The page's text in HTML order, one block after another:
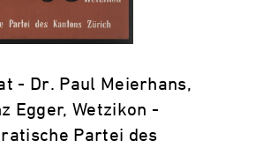
- Dr. Paul Meierhans,
Egger, Wetzikon -
Partei des